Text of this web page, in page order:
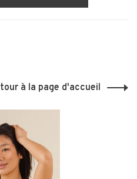
à la page d'accueil